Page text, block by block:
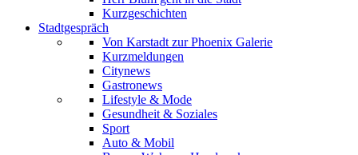
Kurzgeschichten
Stadtgespräch
Von Karstadt zur Phoenix Galerie
Kurzmeldungen
Citynews
Gastronews
Lifestyle & Mode
Gesundheit & Soziales
Sport
Auto & Mobil